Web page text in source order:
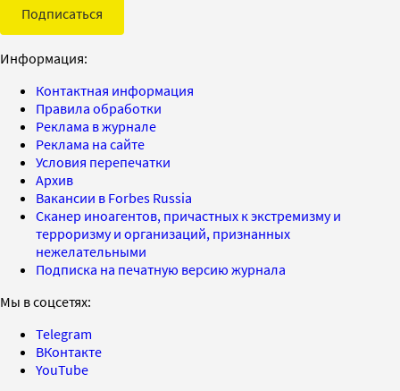
Подписаться
Информация:
Контактная информация
Правила обработки
Реклама в журнале
Реклама на сайте
Условия перепечатки
Архив
Вакансии в Forbes Russia
Сканер иноагентов, причастных к экстремизму и
терроризму и организаций, признанных
нежелательными
Подписка на печатную версию журнала
Мы в соцсетях:
Telegram
ВКонтакте
YouTube